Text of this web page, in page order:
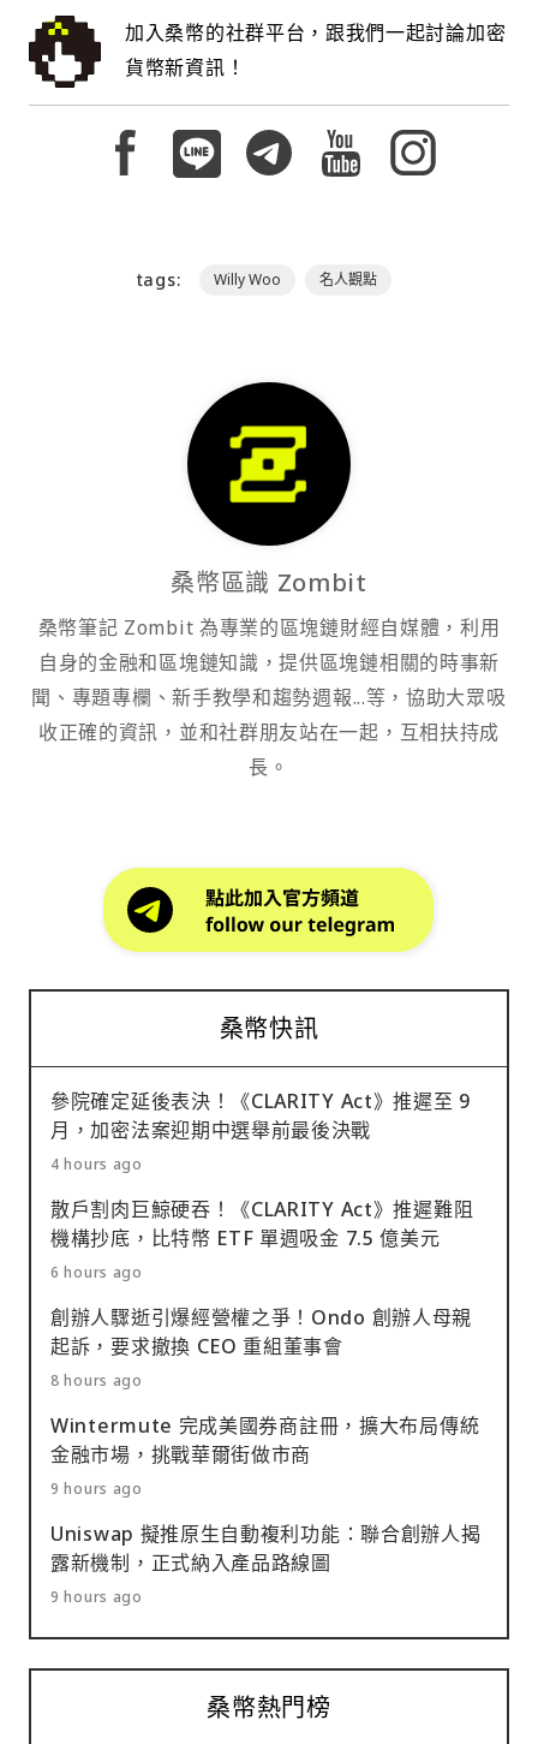
加入桑幣的社群平台，跟我們一起討論加密
貨幣新資訊！
tags: Willy Woo 名人觀點
桑幣區識 Zombit
桑幣筆記 Zombit 為專業的區塊鏈財經自媒體，利用
自身的金融和區塊鏈知識，提供區塊鏈相關的時事新
聞、專題專欄、新手教學和趨勢週報...等，協助大眾吸
收正確的資訊，並和社群朋友站在一起，互相扶持成
長。
桑幣快訊
參院確定延後表決！《CLARITY Act》推遲至 9
月，加密法案迎期中選舉前最後決戰
4 hours ago
散戶割肉巨鯨硬吞！《CLARITY Act》推遲難阻
機構抄底，比特幣 ETF 單週吸金 7.5 億美元
6 hours ago
創辦人驟逝引爆經營權之爭！Ondo 創辦人母親
起訴，要求撤換 CEO 重組董事會
8 hours ago
Wintermute 完成美國券商註冊，擴大布局傳統
金融市場，挑戰華爾街做市商
9 hours ago
Uniswap 擬推原生自動複利功能：聯合創辦人揭
露新機制，正式納入產品路線圖
9 hours ago
桑幣熱門榜